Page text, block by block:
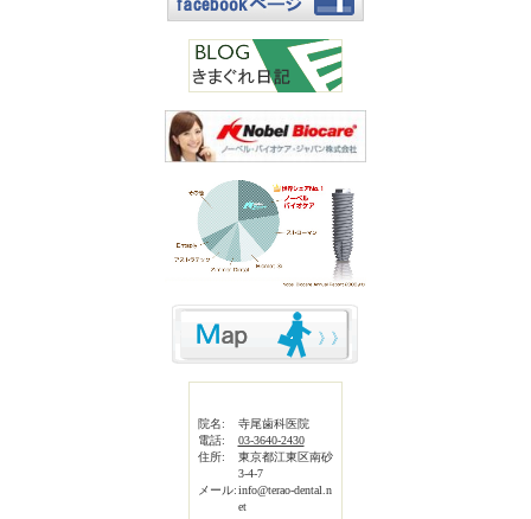
院名:
寺尾歯科医院
電話:
03-3640-2430
住所:
東京都江東区南砂
3-4-7
メール:info@terao-dental.n
et